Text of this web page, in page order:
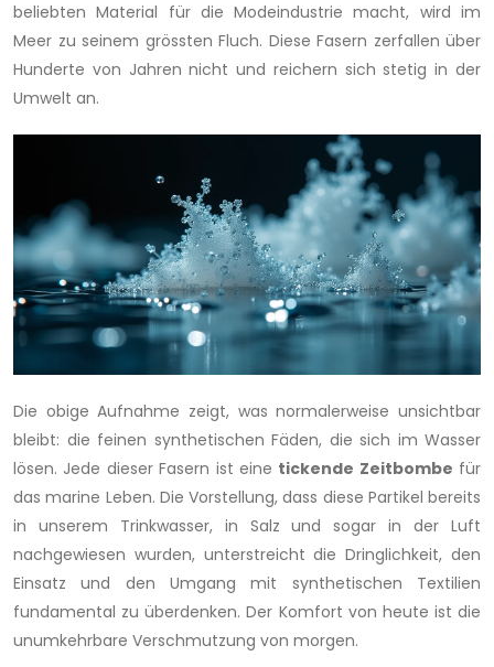
beliebten Material für die Modeindustrie macht, wird im
Meer zu seinem grössten Fluch. Diese Fasern zerfallen über
Hunderte von Jahren nicht und reichern sich stetig in der
Umwelt an.
Die obige Aufnahme zeigt, was normalerweise unsichtbar
bleibt: die feinen synthetischen Fäden, die sich im Wasser
lösen. Jede dieser Fasern ist eine tickende Zeitbombe für
das marine Leben. Die Vorstellung, dass diese Partikel bereits
in unserem Trinkwasser, in Salz und sogar in der Luft
nachgewiesen wurden, unterstreicht die Dringlichkeit, den
Einsatz und den Umgang mit synthetischen Textilien
fundamental zu überdenken. Der Komfort von heute ist die
unumkehrbare Verschmutzung von morgen.